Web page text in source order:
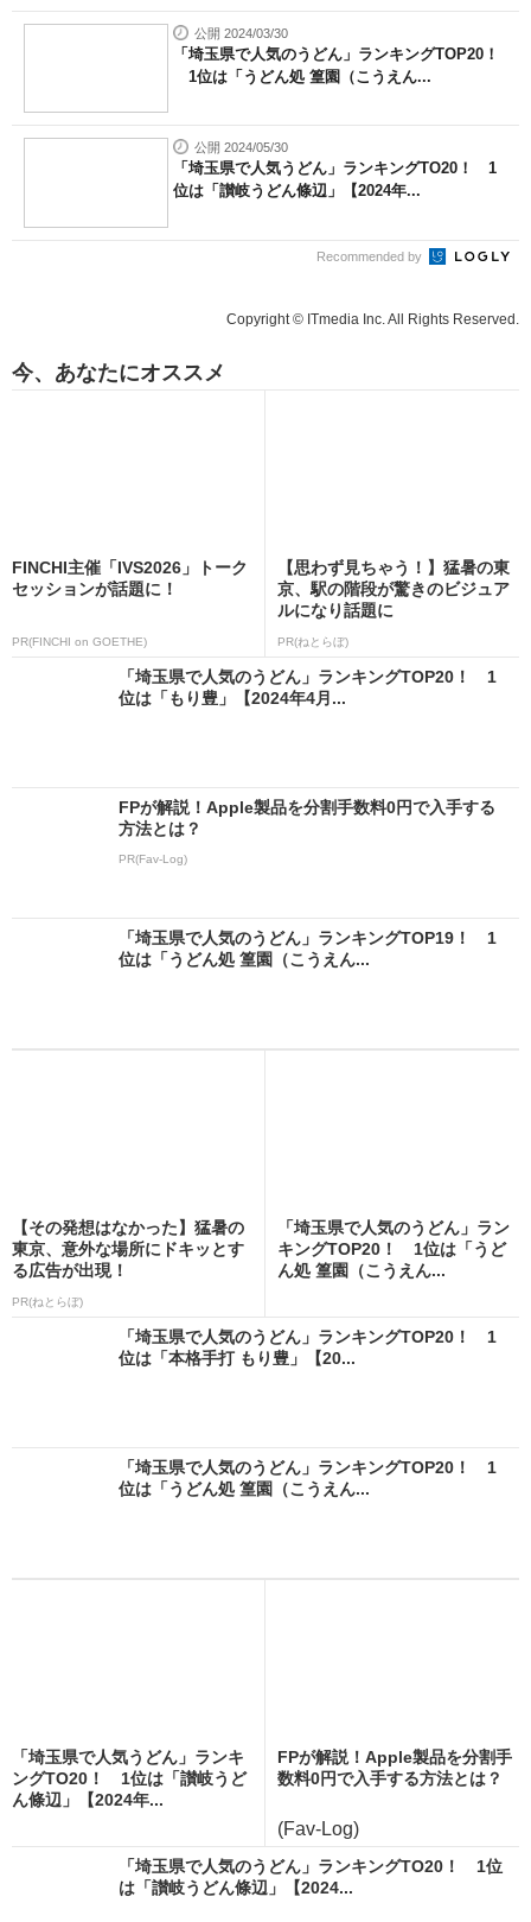
公開 2024/03/30
「埼玉県で人気のうどん」ランキングTOP20！
1位は「うどん処 篁園（こうえん...
公開 2024/05/30
「埼玉県で人気うどん」ランキングTO20！ 1
位は「讃岐うどん條辺」【2024年...
Recommended by
Copyright © ITmedia Inc. All Rights Reserved.
今、あなたにオススメ
FINCHI主催「IVS2026」トーク
セッションが話題に！
PR(FINCHI on GOETHE)
【思わず見ちゃう！】猛暑の東
京、駅の階段が驚きのビジュア
ルになり話題に
PR(ねとらぼ)
「埼玉県で人気のうどん」ランキングTOP20！ 1
位は「もり豊」【2024年4月...
FPが解説！Apple製品を分割手数料0円で入手する
方法とは？
PR(Fav-Log)
「埼玉県で人気のうどん」ランキングTOP19！ 1
位は「うどん処 篁園（こうえん...
【その発想はなかった】猛暑の
東京、意外な場所にドキッとす
る広告が出現！
PR(ねとらぼ)
「埼玉県で人気のうどん」ラン
キングTOP20！ 1位は「うど
ん処 篁園（こうえん...
「埼玉県で人気のうどん」ランキングTOP20！ 1
位は「本格手打 もり豊」【20...
「埼玉県で人気のうどん」ランキングTOP20！ 1
位は「うどん処 篁園（こうえん...
「埼玉県で人気うどん」ランキ
ングTO20！ 1位は「讃岐うど
ん條辺」【2024年...
FPが解説！Apple製品を分割手
数料0円で入手する方法とは？
(Fav-Log)
「埼玉県で人気のうどん」ランキングTO20！ 1位
は「讃岐うどん條辺」【2024...